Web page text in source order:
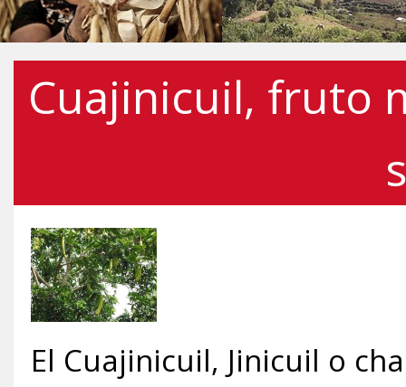
Cuajinicuil, fruto
El Cuajinicuil, Jinicuil o